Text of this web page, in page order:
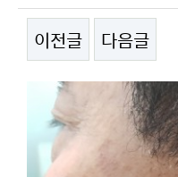
이전글
다음글
본문